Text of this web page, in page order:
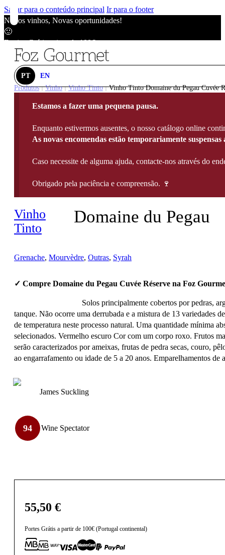
Saltar para o conteúdo principal Ir para o footer
Novos vinhos, Novas oportunidades!
🙂
Envios Grátis acima de 100€
Novos vinhos, Novas oportunidades!
Envios Grátis acima de 100€
Novos vinhos, Novas oportunidades!
Envios Grátis acima de 100€
PT
EN
Produtos | Vinho | Vinho Tinto | Vinho Tinto Domaine du Pegau Cuvée
Estamos a fazer uma pequena pausa.
Enquanto estivermos ausentes, o nosso catálogo online
As novas encomendas estão temporariamente suspensas
Caso necessite de alguma ajuda, contacte-nos através do
Obrigado pela paciência e compreensão. 🍷
Vinho
Tinto
Domaine du Pegau
Grenache, Mourvèdre, Outras, Syrah
✓ Compre Domaine du Pegau Cuvée Réserve na Foz
Solos principalmente cobertos por pedras,
tanque. Não ocorre uma derrubada e a mistura de 13 variedades
de temperatura neste processo natural. Uma quantidade mínima
selecionados. Vermelho escuro Cor com um corpo roxo. Frutos
serão caracterizados por ameixas, frutas de pedra secas, couro,
ao engarrafamento ou idade de 5 a 20 anos. Emparelhamentos
James Suckling
94 Wine Spectator
55,50 €
Portes Grátis a partir de 100€ (Portugal continental)